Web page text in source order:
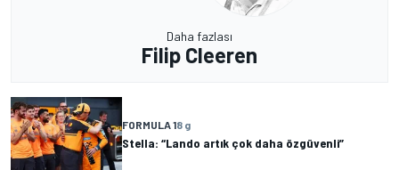
Daha fazlası
Filip Cleeren
FORMULA 18 g
Stella: “Lando artık çok daha özgüvenli”